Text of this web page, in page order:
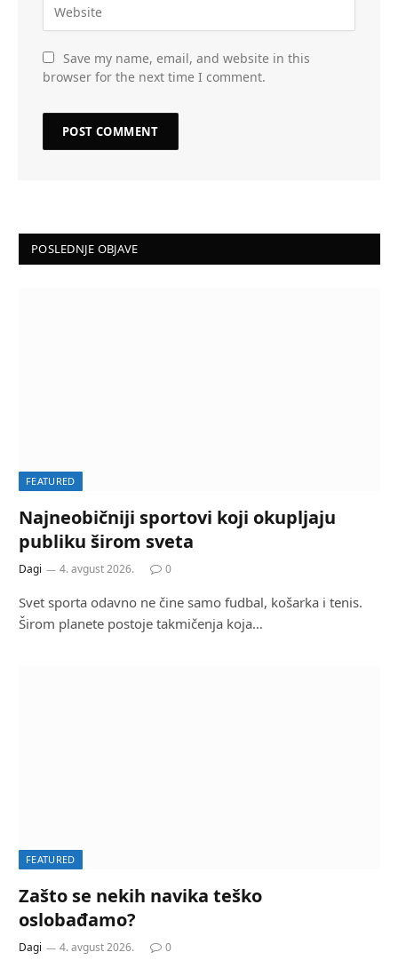
Save my name, email, and website in this
browser for the next time I comment.
POSLEDNJE OBJAVE
FEATURED
Najneobičniji sportovi koji okupljaju
publiku širom sveta
Dagi 4. avgust 2026. 0
Svet sporta odavno ne čine samo fudbal, košarka i tenis.
Širom planete postoje takmičenja koja…
FEATURED
Zašto se nekih navika teško
oslobađamo?
Dagi 4. avgust 2026. 0